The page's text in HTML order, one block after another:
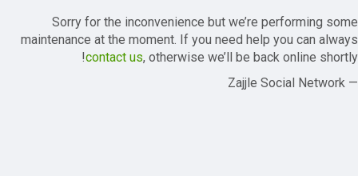
Sorry for the inconvenience but we’re performing some
maintenance at the moment. If you need help you can always
contact us, otherwise we’ll be back online shortly!
— Zajjle Social Network